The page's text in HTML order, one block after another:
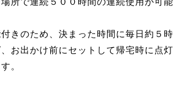
きのため、決まった時間に毎日約５時
お出かけ前にセットして帰宅時に点灯
。